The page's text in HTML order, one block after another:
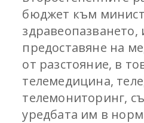
бюджет към
здравеопазването,
предоставяне на
от разстояние, в
телемедицина,
телемониторинг,
уредбата им в